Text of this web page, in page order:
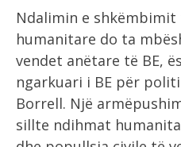
Ndalimin e
humanitare do ta
vendet anëtare të BE,
ngarkuari i BE për
Borrell. Një
sillte ndihmat